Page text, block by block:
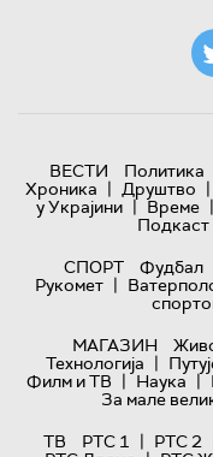
ВЕСТИ Политика
Хроника | Друштво |
у Украјини | Време |
Подкаст
СПОРТ
Фудбал
Рукомет |
МАГАЗИН
Технологијa |
Филм и ТВ | Наука |
За мале
ТВ
РТС 1 | РТС 2